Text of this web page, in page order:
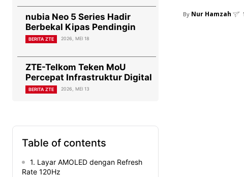
nubia Neo 5 Series Hadir
Berbekal Kipas Pendingin
BERITA ZTE 2026, MEI 18
ZTE-Telkom Teken MoU
Percepat Infrastruktur Digital
BERITA ZTE 2026, MEI 13
Table of contents
1. Layar AMOLED dengan Refresh
Rate 120Hz
By Nur Hamzah